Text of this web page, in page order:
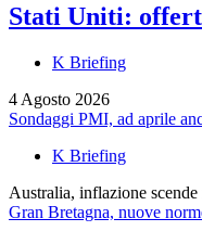
Stati Uniti:
K Briefing
4 Agosto 2026
Sondaggi PMI, ad aprile
K Briefing
Australia, inflazione
Gran Bretagna, nuove